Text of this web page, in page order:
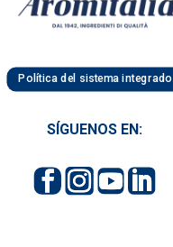
Política del sistema integrado
SÍGUENOS EN: